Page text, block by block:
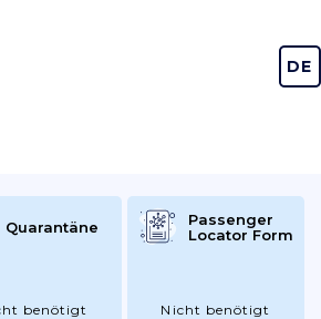
DE
Quarantäne
benötigt
Passenger
Locator Form
Nicht benötigt